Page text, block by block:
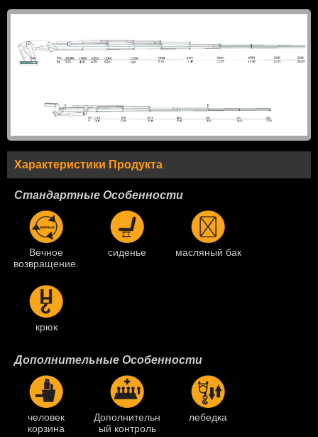
Характеристики Продукта
Стандартные Особенности
Вечное
возвращение.
сиденье масляный бак
крюк
Дополнительные Особенности
человек
корзина
Дополнительн
ый контроль
лебедка